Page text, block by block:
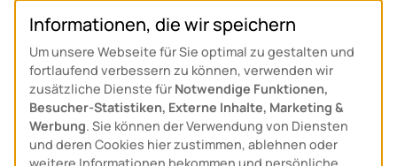
Informationen, die wir speichern
Um unsere Webseite für Sie optimal zu gestalten und
fortlaufend verbessern zu können, verwenden wir
zusätzliche Dienste für Notwendige Funktionen,
Besucher-Statistiken, Externe Inhalte, Marketing &
Werbung. Sie können der Verwendung von Diensten
und deren Cookies hier zustimmen, ablehnen oder